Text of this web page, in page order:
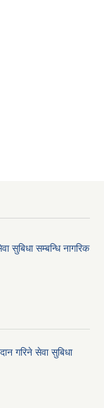
सुबिधा सम्बन्धि नागरिक
गरिने सेवा सुबिधा